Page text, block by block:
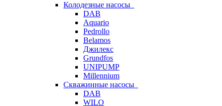
Колодезные насосы
DAB
Aquario
Pedrollo
Belamos
Джилекс
Grundfos
UNIPUMP
Millennium
Скважинные насосы
DAB
WILO